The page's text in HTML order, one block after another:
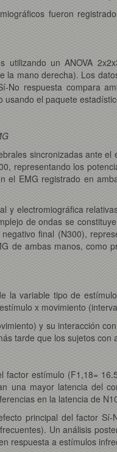
fueron
utilizando un ANOVA
la mano derecha). Los
No respuesta compara
el paquete
sincronizadas ante
representando los
el EMG registrado en
y electromiográfica
de ondas se
final (N300),
de ambas manos, como
la variable tipo de
x movimiento
y su interacción
tarde que los sujetos
factor estímulo (F1,18=
una mayor latencia del
en la latencia de
principal del factor
Un análisis
respuesta a estímulos